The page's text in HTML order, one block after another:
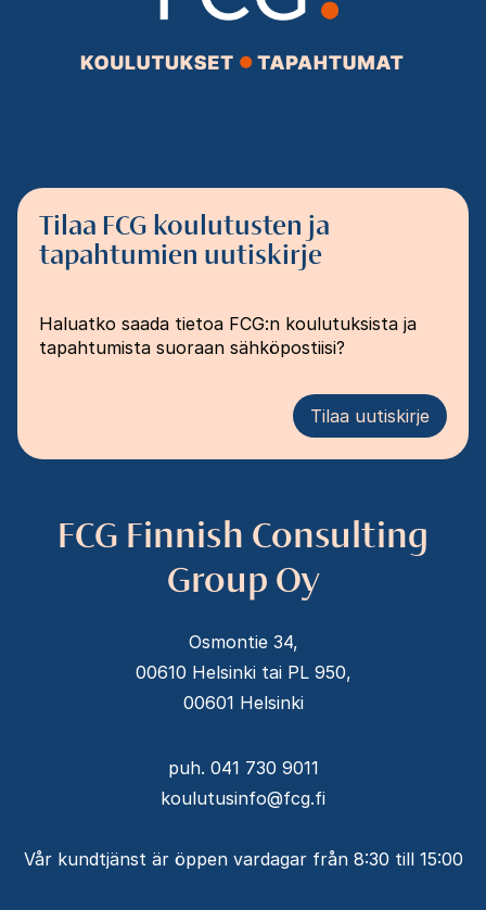
Tilaa FCG koulutusten ja
tapahtumien uutiskirje
Haluatko saada tietoa FCG:n koulutuksista ja
tapahtumista suoraan sähköpostiisi?
Tilaa uutiskirje
FCG Finnish Consulting
Group Oy
Osmontie 34,
00610 Helsinki tai PL 950,
00601 Helsinki
puh. 041 730 9011
koulutusinfo@fcg.fi
Vår kundtjänst är öppen vardagar från 8:30 till 15:00